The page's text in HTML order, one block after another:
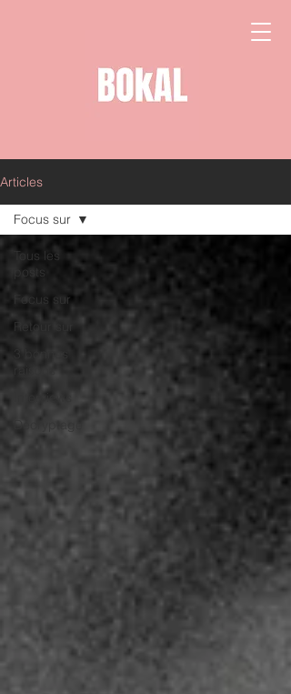
Articles
Tous les
posts
Focus sur
Retour sur
3 bonnes
Interviews
Décryptage
Focus sur